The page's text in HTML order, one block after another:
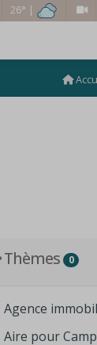
26° |
Thèmes 0
Agence
Aire pour